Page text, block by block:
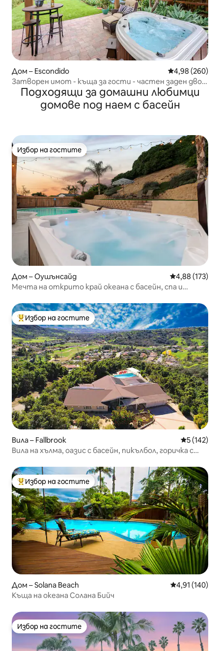
Дом – Escondido Средна
4,98 (260)
Затворен имот - къща за гости - частен заден двор
- хидромасажна вана!
Подходящи за домашни любимци
домове под наем с басейн
Избор на гостите
Избор на гостите
Дом – Оушънсайд Средна
4,88 (173)
Мечта на открито край океана с басейн, спа и
Най-популярен избор на гостите
Избор на гостите
Вила – Fallbrook Средна
5 (142)
Вила на хълма, оазис с басейн, пикълбол, горичка с
Най-популярен избор на гостите
Избор на гостите
Дом – Solana Beach Средна
4,91 (140)
Къща на океана Солана Бийч
Избор на гостите
Избор на гостите